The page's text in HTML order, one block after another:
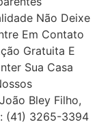
Não Deixe
Em Contato
Gratuita E
Sua Casa
Bley Filho,
(41) 3265-3394